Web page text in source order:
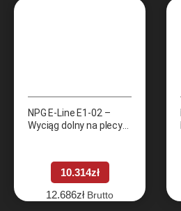
NPG E-Line E1-02 –
Wyciąg dolny na plecy
10.314zł
12.686zł Brutto